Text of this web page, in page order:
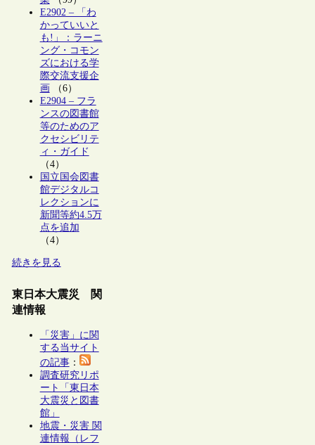
E2902 – 「わ
かっていいと
も!」：ラーニ
ング・コモン
ズにおける学
際交流支援企
画 （6）
E2904 – フラ
ンスの図書館
等のためのア
クセシビリテ
ィ・ガイド
（4）
国立国会図書
館デジタルコ
レクションに
新聞等約4.5万
点を追加
（4）
続きを見る
東日本大震災 関
連情報
「災害」に関
する当サイト
の記事：
調査研究リポ
ート「東日本
大震災と図書
館」
地震・災害 関
連情報（レフ